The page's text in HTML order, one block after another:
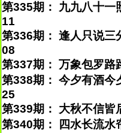
第335期： 九九八十一
11
第336期： 逢人只说三
08
第337期： 万象包罗路
第338期： 今夕有酒今
25
第339期： 大秋不信皆
第340期： 四水长流水